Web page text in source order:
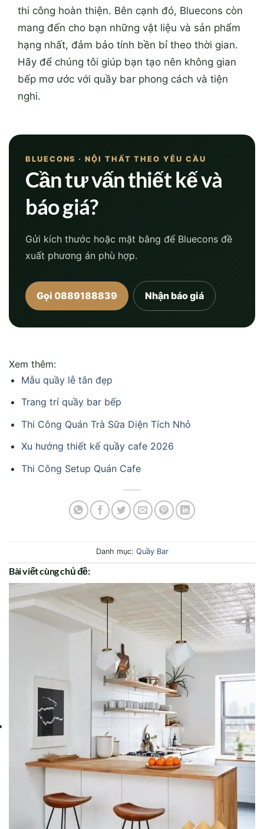
thi công hoàn thiện. Bên cạnh đó, Bluecons còn
mang đến cho bạn những vật liệu và sản phẩm
hạng nhất, đảm bảo tính bền bỉ theo thời gian.
Hãy để chúng tôi giúp bạn tạo nên không gian
bếp mơ ước với quầy bar phong cách và tiện
nghi.
BLUECONS · NỘI THẤT THEO YÊU CẦU
Cần tư vấn thiết kế và
báo giá?
Gửi kích thước hoặc mặt bằng để Bluecons đề
xuất phương án phù hợp.
Gọi 0889188839 Nhận báo giá
Xem thêm:
Mẫu quầy lễ tân đẹp
Trang trí quầy bar bếp
Thi Công Quán Trà Sữa Diện Tích Nhỏ
Xu hướng thiết kế quầy cafe 2026
Thi Công Setup Quán Cafe
Danh mục: Quầy Bar
Bài viết cùng chủ đề: